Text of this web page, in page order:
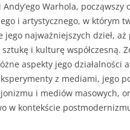
Warhola, począwszy
i artystycznego, w którym
jego najważniejszych dzieł, aż
sztukę i kulturę współczesną.
aspekty jego działalności
z mediami, jego
i mediów masowych,
w kontekście